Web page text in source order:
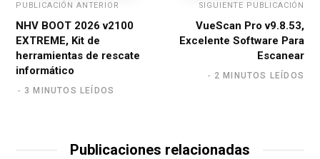
PUBLICACIÓN ANTERIOR
NHV BOOT 2026 v2100
EXTREME, Kit de
herramientas de rescate
informático
3 MINUTOS LEÍDOS
SIGUIENTE PUBLICACIÓN
VueScan Pro v9.8.53,
Excelente Software Para
Escanear
2 MINUTOS LEÍDOS
Publicaciones relacionadas